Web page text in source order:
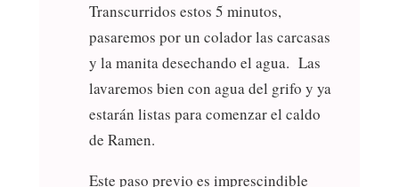
Transcurridos estos 5 minutos,
pasaremos por un colador las carcasas
y la manita desechando el agua. Las
lavaremos bien con agua del grifo y ya
estarán listas para comenzar el caldo
de Ramen.
Este paso previo es imprescindible